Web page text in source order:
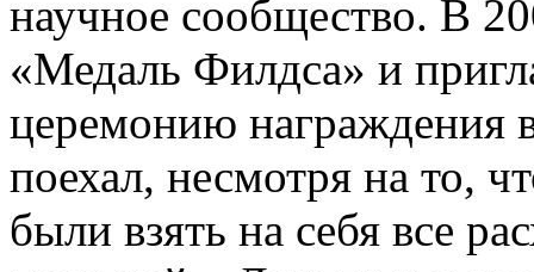
научное сообщество. В
«Медаль Филдса» и
церемонию награждения
поехал, несмотря на то,
были взять на себя все